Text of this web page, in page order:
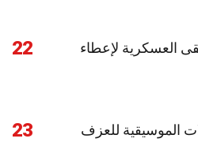
22
العسكرية لإعطاء
23
الموسيقية للعزف